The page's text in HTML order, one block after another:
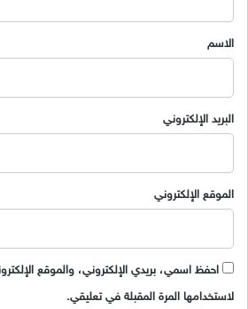
*
الاسم
البريد الإلكتروني
الموقع الإلكتروني
احفظ اسمي، بريدي الإلكتروني، والموقع
لاستخدامها المرة المقبلة في تعليقي.